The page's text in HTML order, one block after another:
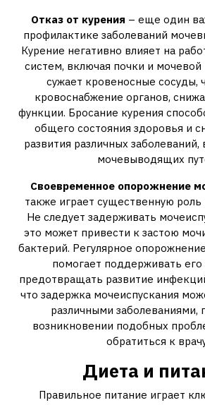
Отказ от курения – еще один
профилактике заболеваний
Курение негативно влияет на
систем, включая почки и мочевой
сужает кровеносные сосуды,
кровоснабжение органов,
функции. Бросание курения
общего состояния здоровья и
развития различных
мочевыводящих
Своевременное опорожнение
также играет существенную
Не следует задерживать
это может привести к застою
бактерий. Регулярное
помогает поддерживать
предотвращать развитие
что задержка мочеиспускания
различными заболеваниями,
возникновении подобных
обратиться к
Диета и
Правильное питание играет